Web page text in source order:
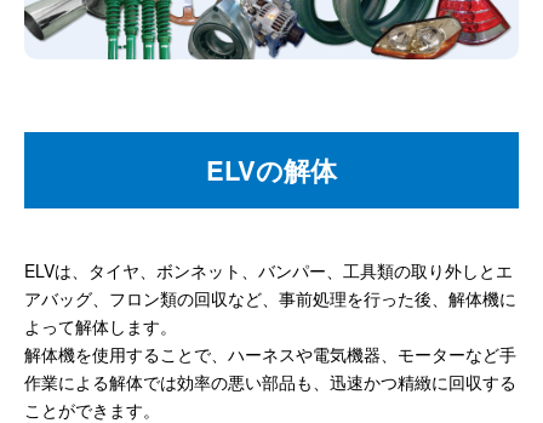
ELVの解体
ELVは、タイヤ、ボンネット、バンパー、工具類の取り外しとエ
アバッグ、フロン類の回収など、事前処理を行った後、解体機に
よって解体します。
解体機を使用することで、ハーネスや電気機器、モーターなど手
作業による解体では効率の悪い部品も、迅速かつ精緻に回収する
ことができます。